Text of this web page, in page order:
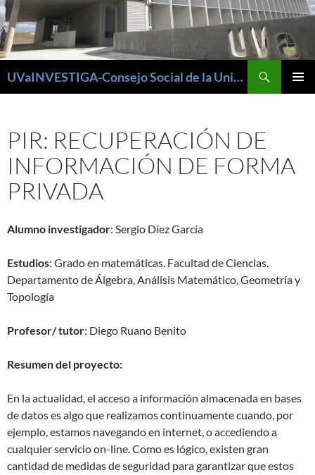
UVaINVESTIGA-Consejo Social de la Universidad de Valladolid
PIR: RECUPERACIÓN DE
INFORMACIÓN DE FORMA
PRIVADA
Alumno investigador: Sergio Díez García
Estudios: Grado en matemáticas. Facultad de Ciencias.
Departamento de Álgebra, Análisis Matemático, Geometría y
Topología
Profesor/ tutor: Diego Ruano Benito
Resumen del proyecto:
En la actualidad, el acceso a información almacenada en bases
de datos es algo que realizamos continuamente cuando, por
ejemplo, estamos navegando en internet, o accediendo a
cualquier servicio on-line. Como es lógico, existen gran
cantidad de medidas de seguridad para garantizar que estos